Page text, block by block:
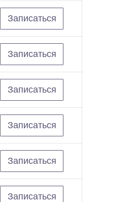
Записаться
Записаться
Записаться
Записаться
Записаться
Записаться